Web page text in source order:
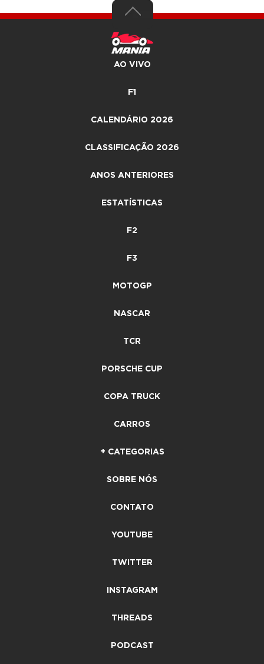
AO VIVO
F1
CALENDÁRIO 2026
CLASSIFICAÇÃO 2026
ANOS ANTERIORES
ESTATÍSTICAS
F2
F3
MOTOGP
NASCAR
TCR
PORSCHE CUP
COPA TRUCK
CARROS
+ CATEGORIAS
SOBRE NÓS
CONTATO
YOUTUBE
TWITTER
INSTAGRAM
THREADS
PODCAST